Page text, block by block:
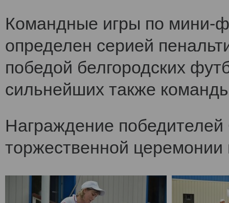
Командные игры по мини-
определен серией
победой белгородских
сильнейших также
Награждение
торжественной